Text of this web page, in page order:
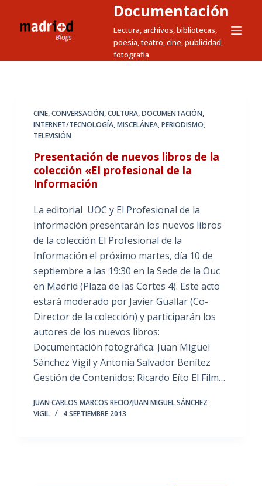
t
Documentación
Lectura, archivos, bibliotecas,
poesia, teatro, cine, publicidad,
fotografia
CINE,CONVERSACIÓN,CULTURA,DOCUMENTACIÓN,
INTERNET/TECNOLOGÍA,MISCELÁNEA,PERIODISMO,
TELEVISIÓN
Presentación de nuevos libros de la
colección «El profesional de la
Información
La editorial UOC y El Profesional de la
Información presentarán los nuevos libros
de la colección El Profesional de la
Información el próximo martes, día 10 de
septiembre a las 19:30 en la Sede de la Ouc
en Madrid (Plaza de las Cortes 4). Este acto
estará moderado por Javier Guallar (Co-
Director de la colección) y participarán los
autores de los nuevos libros:
Documentación fotográfica: Juan Miguel
Sánchez Vigil y Antonia Salvador Benítez
Gestión de Contenidos: Ricardo Eíto El Film…
JUAN CARLOS MARCOS RECIO/JUAN MIGUEL SÁNCHEZ
VIGIL
4 SEPTIEMBRE 2013